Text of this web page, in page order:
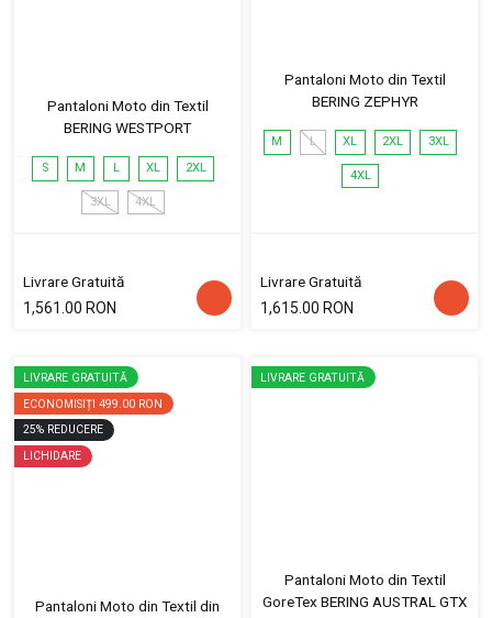
Pantaloni Moto din Textil
BERING WESTPORT
S M L XL 2XL
3XL 4XL
Livrare Gratuită
1,561.00 RON
Pantaloni Moto din Textil
BERING ZEPHYR
M L XL 2XL 3XL
4XL
Livrare Gratuită
1,615.00 RON
LIVRARE GRATUITĂ
ECONOMISIȚI 499.00 RON
25% REDUCERE
LICHIDARE
Pantaloni Moto din Textil din
LIVRARE GRATUITĂ
Pantaloni Moto din Textil
GoreTex BERING AUSTRAL GTX